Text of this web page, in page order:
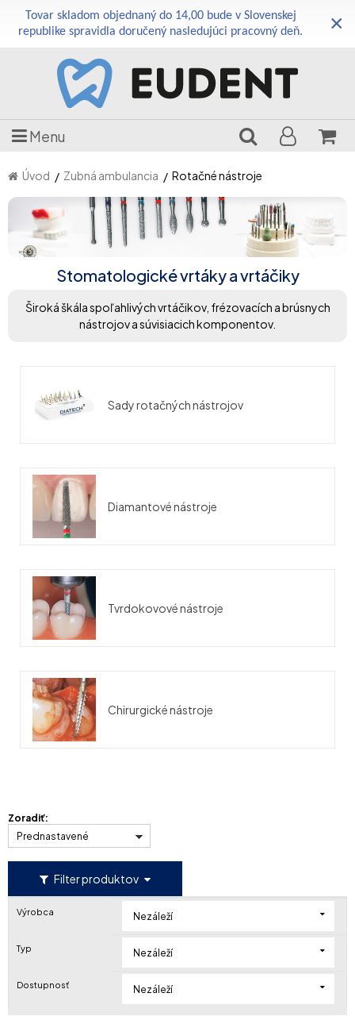
Tovar skladom objednaný do 14,00 bude v Slovenskej
republike spravidla doručený nasledujúci pracovný deň.
×
Menu
Úvod Zubná ambulancia Rotačné nástroje
Stomatologické vrtáky a vrtáčiky
Široká škála spoľahlivých vrtáčikov, frézovacích a brúsnych
nástrojov a súvisiacich komponentov.
Sady rotačných nástrojov
Diamantové nástroje
Tvrdokovové nástroje
Chirurgické nástroje
Filter produktov
Zoradiť:
Prednastavené
Výrobca Nezáleží
Typ Nezáleží
Dostupnosť Nezáleží